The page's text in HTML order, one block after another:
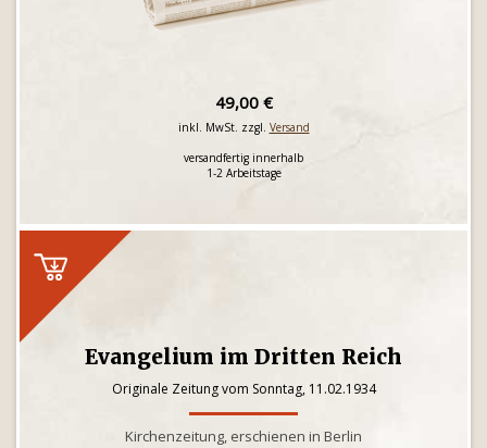
49,00 €
inkl. MwSt. zzgl. Versand
versandfertig innerhalb
1-2 Arbeitstage
Evangelium im Dritten Reich
Originale Zeitung vom Sonntag, 11.02.1934
Kirchenzeitung, erschienen in Berlin